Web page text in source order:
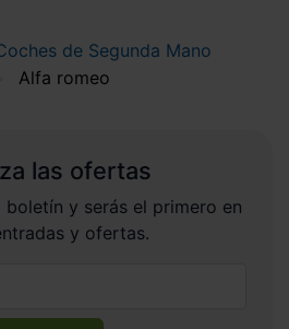
de Segunda Mano
Alfa romeo
las ofertas
y serás el primero en
y ofertas.